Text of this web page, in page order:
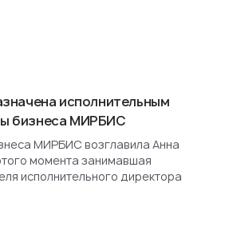
исполнительным
бизнеса МИРБИС
МИРБИС возглавила Анна
момента занимавшая
исполнительного директора